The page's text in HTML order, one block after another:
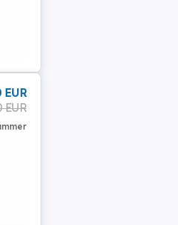
EUR
EUR